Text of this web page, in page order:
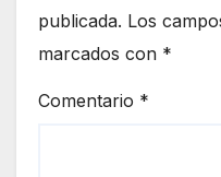
publicada. Los
marcados con *
Comentario *